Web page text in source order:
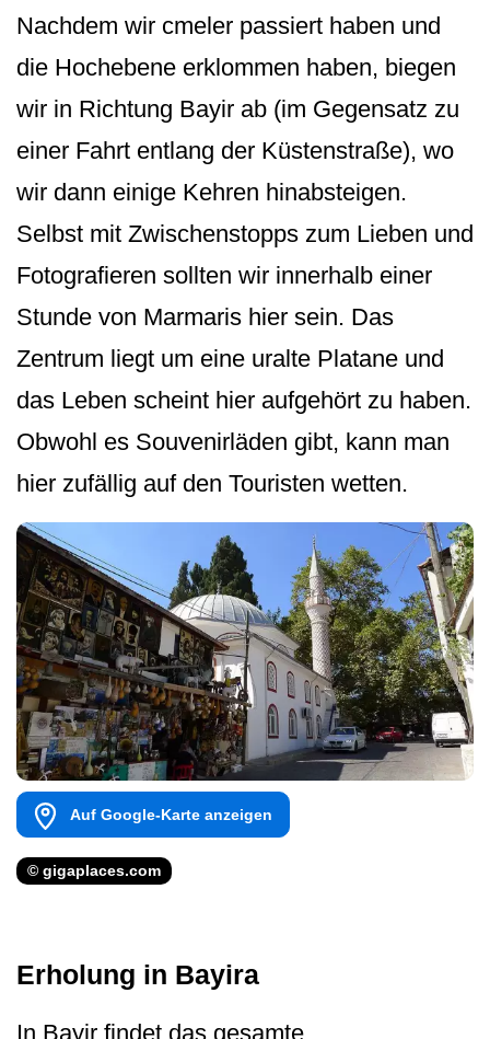
Nachdem wir cmeler passiert haben und
die Hochebene erklommen haben, biegen
wir in Richtung Bayir ab (im Gegensatz zu
einer Fahrt entlang der Küstenstraße), wo
wir dann einige Kehren hinabsteigen.
Selbst mit Zwischenstopps zum Lieben und
Fotografieren sollten wir innerhalb einer
Stunde von Marmaris hier sein. Das
Zentrum liegt um eine uralte Platane und
das Leben scheint hier aufgehört zu haben.
Obwohl es Souvenirläden gibt, kann man
hier zufällig auf den Touristen wetten.
Auf Google-Karte anzeigen
© gigaplaces.com
Erholung in Bayira
In Bayir findet das gesamte